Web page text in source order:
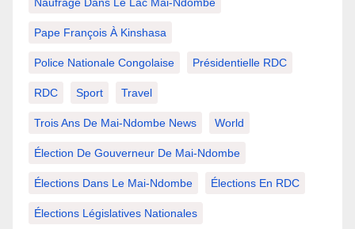
Naufrage Dans Le Lac Mai-Ndombe
Pape François À Kinshasa
Police Nationale Congolaise Présidentielle RDC
RDC Sport Travel
Trois Ans De Mai-Ndombe News World
Élection De Gouverneur De Mai-Ndombe
Élections Dans Le Mai-Ndombe Élections En RDC
Élections Législatives Nationales